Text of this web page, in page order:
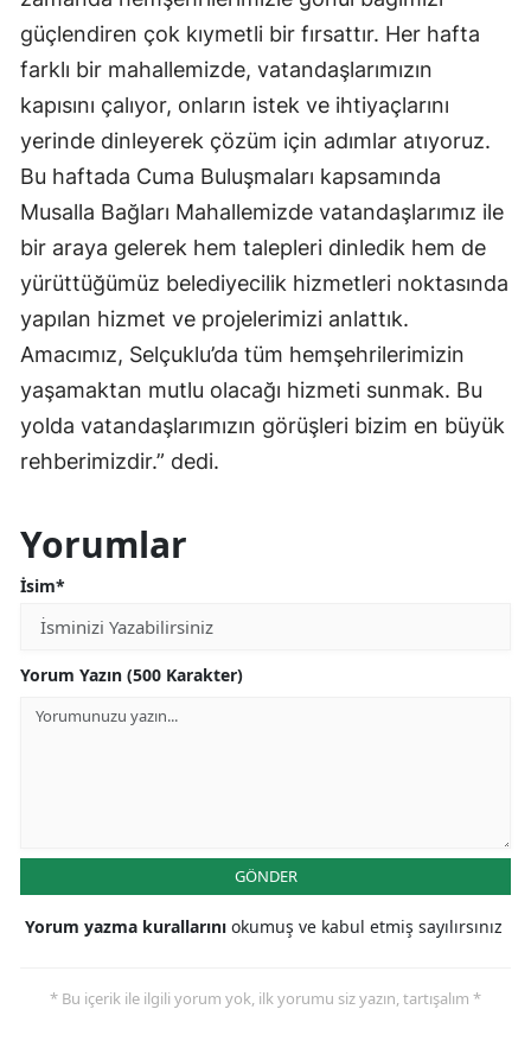
güçlendiren çok kıymetli bir fırsattır. Her hafta
farklı bir mahallemizde, vatandaşlarımızın
kapısını çalıyor, onların istek ve ihtiyaçlarını
yerinde dinleyerek çözüm için adımlar atıyoruz.
Bu haftada Cuma Buluşmaları kapsamında
Musalla Bağları Mahallemizde vatandaşlarımız ile
bir araya gelerek hem talepleri dinledik hem de
yürüttüğümüz belediyecilik hizmetleri noktasında
yapılan hizmet ve projelerimizi anlattık.
Amacımız, Selçuklu’da tüm hemşehrilerimizin
yaşamaktan mutlu olacağı hizmeti sunmak. Bu
yolda vatandaşlarımızın görüşleri bizim en büyük
rehberimizdir.” dedi.
Yorumlar
İsim*
Yorum Yazın (500 Karakter)
GÖNDER
Yorum yazma kurallarını okumuş ve kabul etmiş sayılırsınız
* Bu içerik ile ilgili yorum yok, ilk yorumu siz yazın, tartışalım *